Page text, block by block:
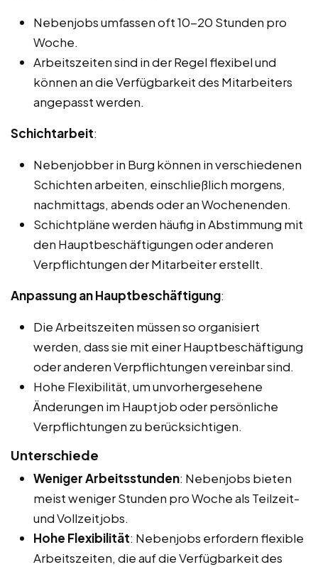
Nebenjobs umfassen oft 10-20 Stunden pro
Woche.
Arbeitszeiten sind in der Regel flexibel und
können an die Verfügbarkeit des Mitarbeiters
angepasst werden.
Schichtarbeit:
Nebenjobber in Burg können in verschiedenen
Schichten arbeiten, einschließlich morgens,
nachmittags, abends oder an Wochenenden.
Schichtpläne werden häufig in Abstimmung mit
den Hauptbeschäftigungen oder anderen
Verpflichtungen der Mitarbeiter erstellt.
Anpassung an Hauptbeschäftigung:
Die Arbeitszeiten müssen so organisiert
werden, dass sie mit einer Hauptbeschäftigung
oder anderen Verpflichtungen vereinbar sind.
Hohe Flexibilität, um unvorhergesehene
Änderungen im Hauptjob oder persönliche
Verpflichtungen zu berücksichtigen.
Unterschiede
Weniger Arbeitsstunden: Nebenjobs bieten
meist weniger Stunden pro Woche als Teilzeit-
und Vollzeitjobs.
Hohe Flexibilität: Nebenjobs erfordern flexible
Arbeitszeiten, die auf die Verfügbarkeit des